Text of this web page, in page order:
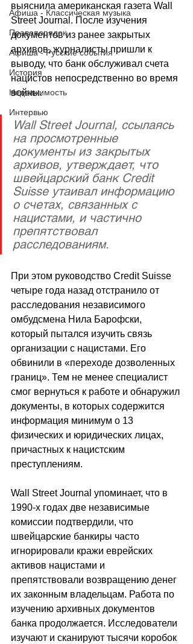
Афиша - Классическая музыка
Правопорядок
Афиша - Русские события
История
Недвижимость
Интервью
выяснила американская газета Wall
Street Journal. После изучения
документов из ранее закрытых
архивов, журналисты пришли к
выводу, что банк обслуживал счета
нацистов непосредственно во время
войны.
Wall Street Journal, ссылаясь
на просмотренные
документы из закрытых
архивов, утверждает, что
швейцарский банк Credit
Suisse утаивал информацию
о счетах, связанных с
нацистами, и частично
препятствовал
расследованиям.
При этом руководство Credit Suisse
четыре года назад отстранило от
расследования независимого
омбудсмена Нила Барофски,
который пытался изучить связь
организации с нацистами. Его
обвинили в «переходе дозволенных
границ». Тем не менее специалист
смог вернуться к работе и обнаружил
документы, в которых содержится
информация минимум о 13
физических и юридических лицах,
причастных к нацистским
преступлениям.
Wall Street Journal упоминает, что в
1990-х годах две независимые
комиссии подтвердили, что
швейцарские банкиры часто
игнорировали кражи еврейских
активов нацистами и
препятствовали возвращению денег
их законным владельцам. Работа по
изучению архивных документов
банка продолжается. Исследователи
изучают и сканируют тысячи коробок